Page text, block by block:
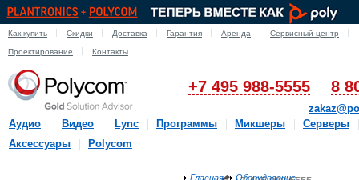
Как купить Скидки Доставка Гарантия Аренда Сервисный центр
Проектирование Контакты
+7 495 988-5555 8
Аудио
Видео Lync Программы Микшеры
Серверы
Аксессуары
Polycom
Главная
Оборудование